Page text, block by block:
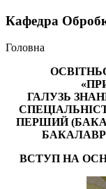
Кафедра
Головна
ГАЛУЗЬ
ПЕРШИЙ
ВСТУП НА